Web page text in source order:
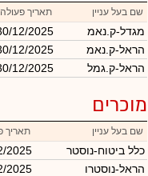
שם בעל עניין תאריך פעולה
מגדל-ק.נאמ 12/2025
הראל-ק.נאמ
12/2025
הראל-ק.גמל
12/2025
מוכרים
שם בעל עניין תאריך
כלל ביטוח-נוסטר 2025
הראל-נוסטרו
2025